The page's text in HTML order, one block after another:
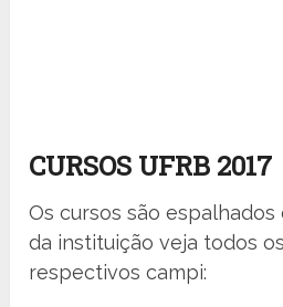
CURSOS UFRB 2017
Os cursos são
da instituição veja todos
respectivos campi: